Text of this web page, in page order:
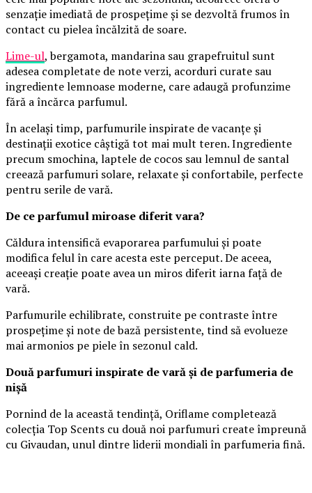
senzație imediată de prospețime și se dezvoltă frumos în
contact cu pielea încălzită de soare.
Lime-ul, bergamota, mandarina sau grapefruitul sunt
adesea completate de note verzi, acorduri curate sau
ingrediente lemnoase moderne, care adaugă profunzime
fără a încărca parfumul.
În același timp, parfumurile inspirate de vacanțe și
destinații exotice câștigă tot mai mult teren. Ingrediente
precum smochina, laptele de cocos sau lemnul de santal
creează parfumuri solare, relaxate și confortabile, perfecte
pentru serile de vară.
De ce parfumul miroase diferit vara?
Căldura intensifică evaporarea parfumului și poate
modifica felul în care acesta este perceput. De aceea,
aceeași creație poate avea un miros diferit iarna față de
vară.
Parfumurile echilibrate, construite pe contraste între
prospețime și note de bază persistente, tind să evolueze
mai armonios pe piele în sezonul cald.
Două parfumuri inspirate de vară și de parfumeria de
nișă
Pornind de la această tendință, Oriflame completează
colecția Top Scents cu două noi parfumuri create împreună
cu Givaudan, unul dintre liderii mondiali în parfumeria fină.